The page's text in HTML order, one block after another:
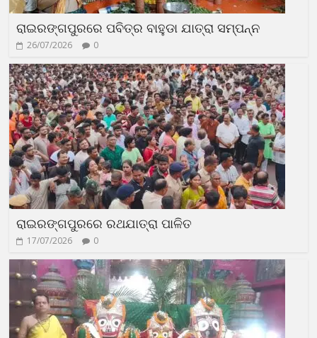
ରାଇରଙ୍ଗପୁରରେ ପବିତ୍ର ବାହୁଡା ଯାତ୍ରା ସମ୍ପନ୍ନ
26/07/2026 0
ରାଇରଙ୍ଗପୁରରେ ରଥଯାତ୍ରା ପାଳିତ
17/07/2026 0